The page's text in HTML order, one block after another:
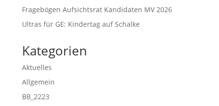
Fragebögen Aufsichtsrat Kandidaten MV 2026
Ultras für GE: Kindertag auf Schalke
Kategorien
Aktuelles
Allgemein
BB_2223